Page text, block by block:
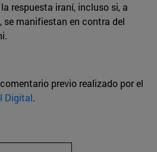
respuesta iraní, incluso si, a
se manifiestan en contra del
previo realizado por el
Digital.